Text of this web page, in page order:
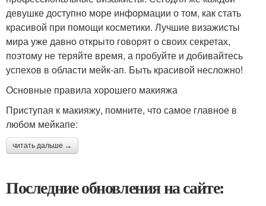
девушке доступно море информации о том, как стать
красивой при помощи косметики. Лучшие визажисты
мира уже давно открыто говорят о своих секретах,
поэтому не теряйте время, а пробуйте и добивайтесь
успехов в области мейк-ап. Быть красивой несложно!
Основные правила хорошего макияжа
Приступая к макияжу, помните, что самое главное в
любом мейкапе:
читать дальше →
Последние обновления на сайте: